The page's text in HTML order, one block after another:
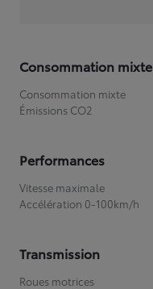
Consommation mixte
Consommation mixte
Émissions CO2
Performances
Vitesse maximale
Accélération 0-100km/h
Transmission
Roues motrices